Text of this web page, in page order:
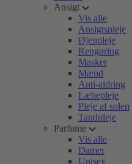
Ansigt
Vis alle
Ansigtspleje
Øjenpleje
Rengøring
Masker
Mænd
Anti-aldring
Læbepleje
Pleje af solen
Tandpleje
Parfume
Vis alle
Damer
Unisex